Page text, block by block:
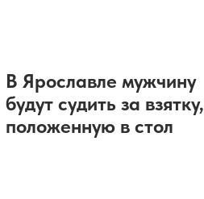
В Ярославле мужчину
будут судить за взятку,
положенную в стол